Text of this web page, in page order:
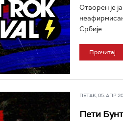
Отворен је
Србије...
Прочитај
ПЕТАК, 05. АПР
Пети